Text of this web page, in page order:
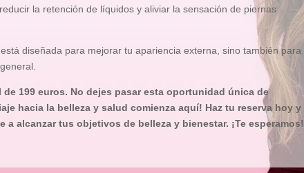
la retención de líquidos y aliviar la sensación de piernas
diseñada para mejorar tu apariencia externa, sino también para
199 euros. No dejes pasar esta oportunidad única de
hacia la belleza y salud comienza aquí! Haz tu reserva hoy y
a alcanzar tus objetivos de belleza y bienestar. ¡Te esperamos!